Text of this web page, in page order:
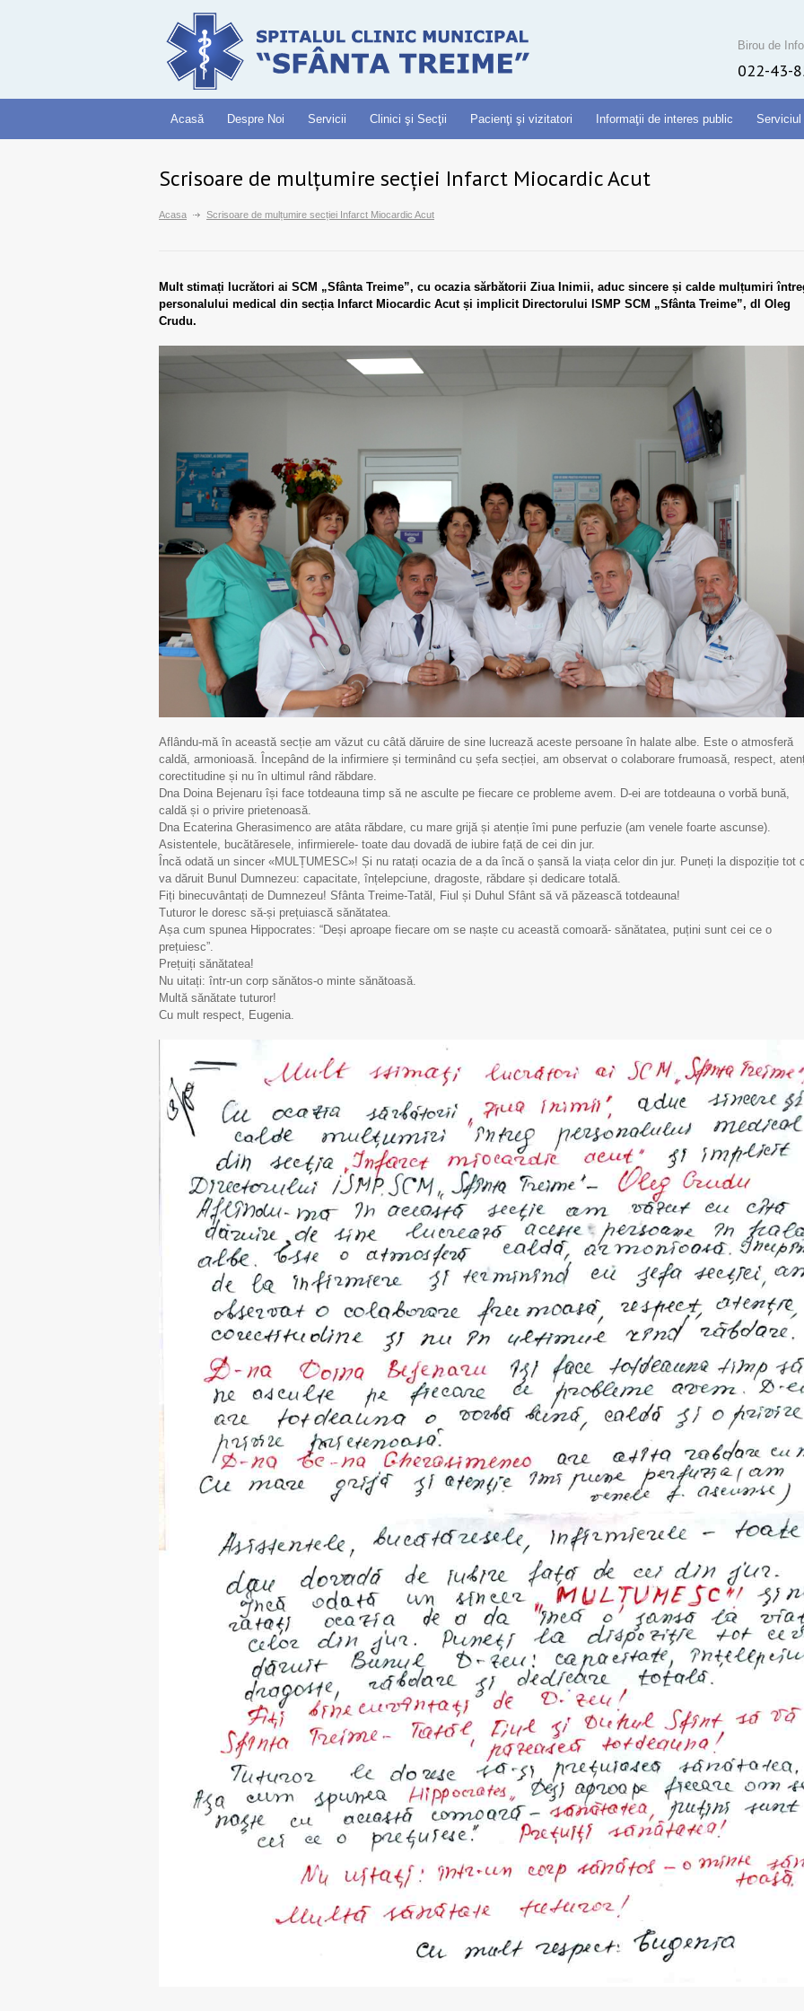
Birou de
022-43-
Acasă Despre Noi Servicii Clinici şi Secţii Pacienţi şi vizitatori Informaţii de interes public Serviciul
Scrisoare de mulțumire secției Infarct Miocardic Acut
Acasa Scrisoare de mulțumire secției Infarct Miocardic Acut
Mult stimați lucrători ai SCM „Sfânta Treime”, cu ocazia sărbătorii Ziua Inimii, aduc sincere și calde mulțumiri
personalului medical din secția Infarct Miocardic Acut și implicit Directorului ISMP SCM „Sfânta Treime”, dl Oleg
Crudu.
Aflându-mă în această secție am văzut cu câtă dăruire de sine lucrează aceste persoane în halate albe. Este o atmosferă
caldă, armonioasă. Începând de la infirmiere și terminând cu șefa secției, am observat o colaborare frumoasă, respect,
corectitudine și nu în ultimul rând răbdare.
Dna Doina Bejenaru își face totdeauna timp să ne asculte pe fiecare ce probleme avem. D-ei are totdeauna o vorbă bună,
caldă și o privire prietenoasă.
Dna Ecaterina Gherasimenco are atâta răbdare, cu mare grijă și atenție îmi pune perfuzie (am venele foarte ascunse).
Asistentele, bucătăresele, infirmierele- toate dau dovadă de iubire față de cei din jur.
Încă odată un sincer «MULȚUMESC»! Și nu ratați ocazia de a da încă o șansă la viața celor din jur. Puneți la dispoziție tot
va dăruit Bunul Dumnezeu: capacitate, înțelepciune, dragoste, răbdare și dedicare totală.
Fiți binecuvântați de Dumnezeu! Sfânta Treime-Tatăl, Fiul și Duhul Sfânt să vă păzească totdeauna!
Tuturor le doresc să-și prețuiască sănătatea.
Așa cum spunea Hippocrates: “Deși aproape fiecare om se naște cu această comoară- sănătatea, puțini sunt cei ce o
prețuiesc”.
Prețuiți sănătatea!
Nu uitați: într-un corp sănătos-o minte sănătoasă.
Multă sănătate tuturor!
Cu mult respect, Eugenia.
Scrisoare de mulțumire
pentru Echipa IMSP
Scrisoare de mulțumire
pentru Echipa IMSP
29 septembrie - Ziua
Mondială a Inimii
Limfom gastric primar
Non-Hodgkin